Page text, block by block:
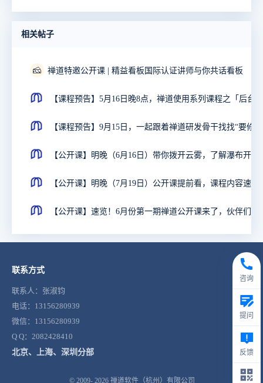
相关帖子
🧀 禅道特邀公开课 | 精益看板国际认证讲师与你共话看板
【公开课】明晚（7月19日）公开课提前看，课程内容速览
联系方式
联系人：张淑钧
电话：13156280939
微信：13156280939
Q Q：2082428410
北京、上海、深圳分部
© 2009- 2026 禅道软件（杭州）有限公司
咨询
提问
反馈